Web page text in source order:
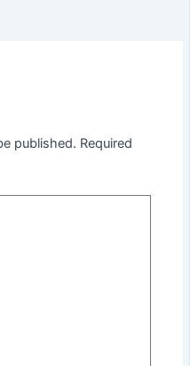
published. Required